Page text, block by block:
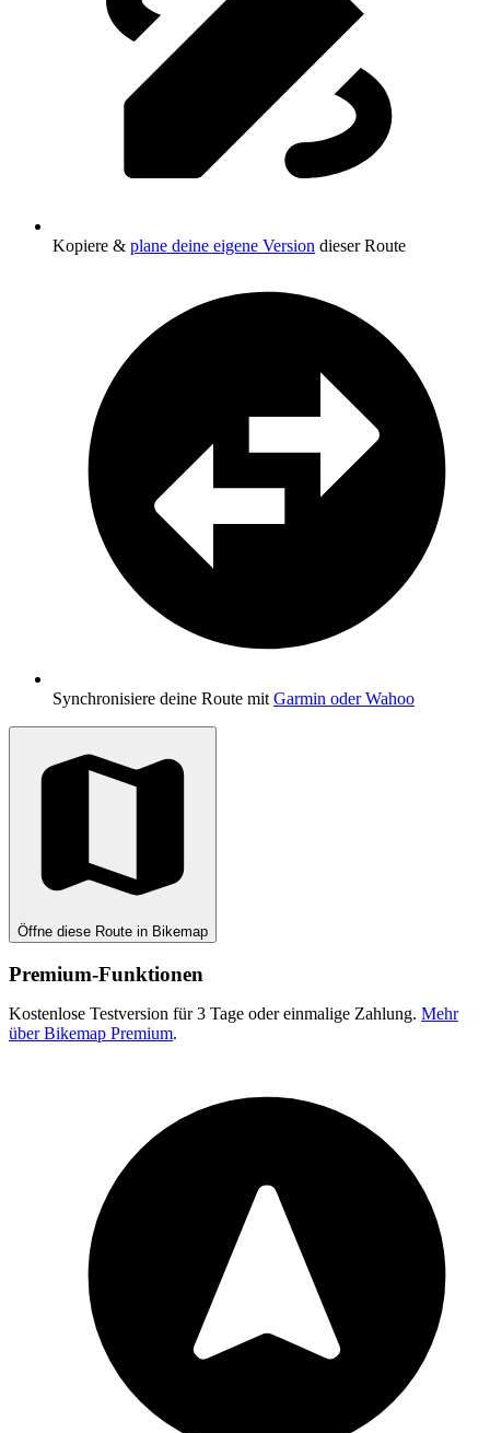
Kopiere & plane deine eigene Version dieser Route
Synchronisiere deine Route mit Garmin oder Wahoo
Öffne diese Route in Bikemap
Premium-Funktionen
Kostenlose Testversion für 3 Tage oder einmalige Zahlung. Mehr
über Bikemap Premium.